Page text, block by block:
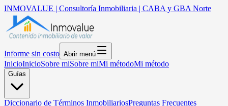
INMOVALUE | Consultoría Inmobiliaria | CABA y GBA Norte
Informe sin costo Abrir menú
InicioInicioSobre miSobre miMi métodoMi método
Guías
Diccionario de Términos InmobiliariosPreguntas Frecuentes